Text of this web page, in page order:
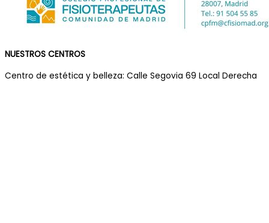
NUESTROS CENTROS
Centro de estética y belleza: Calle Segovia 69 Local Derecha